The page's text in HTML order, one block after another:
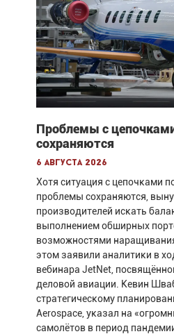
Проблемы с
сохраняются
6 августа 2026
Хотя ситуация с цепочками
проблемы сохраняются,
производителей искать
выполнением обширных
возможностями
этом заявили аналитики в
вебинара JetNet,
деловой авиации. Кевин
стратегическому
Aerospace, указал на
самолётов в период